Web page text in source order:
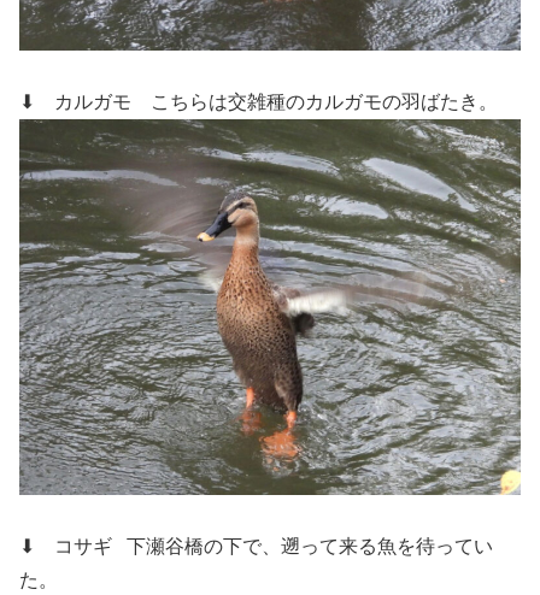
⬇ カルガモ こちらは交雑種のカルガモの羽ばたき。
⬇ コサギ 下瀬谷橋の下で、遡って来る魚を待ってい
た。